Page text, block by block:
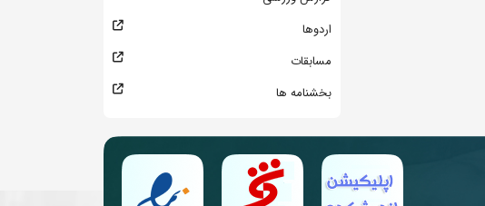
اردوها
مسابقات
بخشنامه ها